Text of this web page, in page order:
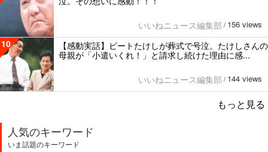
いいねニュース編集部 / 156 views
10
【感動実話】ビートたけしが葬式で号泣。たけしさんの
母親が「小遣いくれ！」と請求し続けた理由に感...
いいねニュース編集部 / 144 views
もっと見る
人気のキーワード
いま話題のキーワード